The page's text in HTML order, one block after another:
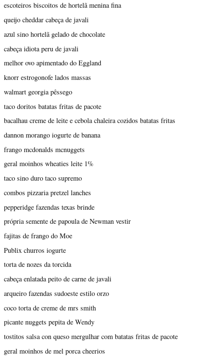
escoteiros biscoitos de hortelã menina fina
queijo cheddar cabeça de javali
azul sino hortelã gelado de chocolate
cabeça idiota peru de javali
melhor ovo apimentado do Eggland
knorr estrogonofe lados massas
walmart georgia pêssego
taco doritos batatas fritas de pacote
bacalhau creme de leite e cebola chaleira cozidos batatas fritas
dannon morango iogurte de banana
frango mcdonalds mcnuggets
geral moinhos wheaties leite 1%
taco sino duro taco supremo
combos pizzaria pretzel lanches
pepperidge fazendas texas brinde
própria semente de papoula de Newman vestir
fajitas de frango do Moe
Publix churros iogurte
torta de nozes da torcida
cabeça enlatada peito de carne de javali
arqueiro fazendas sudoeste estilo orzo
coco torta de creme de mrs smith
picante nuggets pepita de Wendy
tostitos salsa con queso mergulhar com batatas fritas de pacote
geral moinhos de mel porca cheerios